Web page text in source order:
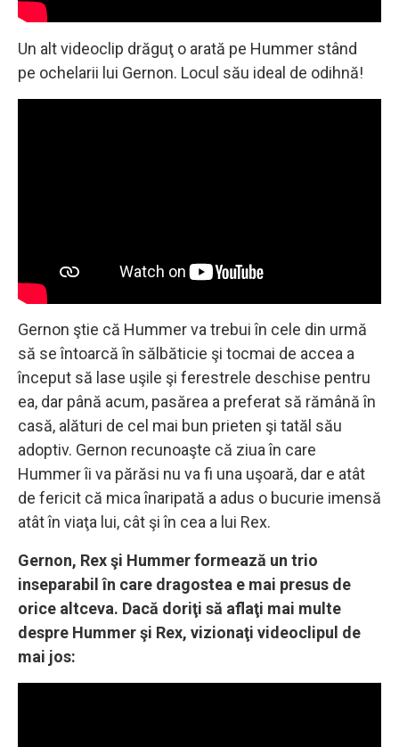
Un alt videoclip drăguţ o arată pe Hummer stând
pe ochelarii lui Gernon. Locul său ideal de odihnă!
Gernon ştie că Hummer va trebui în cele din urmă
să se întoarcă în sălbăticie şi tocmai de accea a
început să lase uşile şi ferestrele deschise pentru
ea, dar până acum, pasărea a preferat să rămână în
casă, alături de cel mai bun prieten şi tatăl său
adoptiv. Gernon recunoaşte că ziua în care
Hummer îi va părăsi nu va fi una uşoară, dar e atât
de fericit că mica înaripată a adus o bucurie imensă
atât în viaţa lui, cât şi în cea a lui Rex.
Gernon, Rex şi Hummer formează un trio
inseparabil în care dragostea e mai presus de
orice altceva. Dacă doriţi să aflaţi mai multe
despre Hummer şi Rex, vizionaţi videoclipul de
mai jos: